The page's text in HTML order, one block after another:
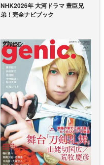
NHK2026年 大河ドラマ 豊臣兄
弟！完全ナビブック